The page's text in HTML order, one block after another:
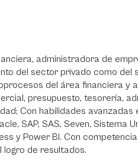
administradora de
del sector privado como del
del área financiera y
presupuesto, tesorería,
Con habilidades avanzadas
SAP, SAS, Seven, Sistema
y Power BI. Con
logro de resultados.